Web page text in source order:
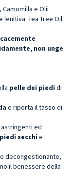
e Olii
Tea Tree Oil
non unge.
pelle dei piedi di
e riporta il tasso di
ed
piedi secchi e
decongestionante,
il benessere della